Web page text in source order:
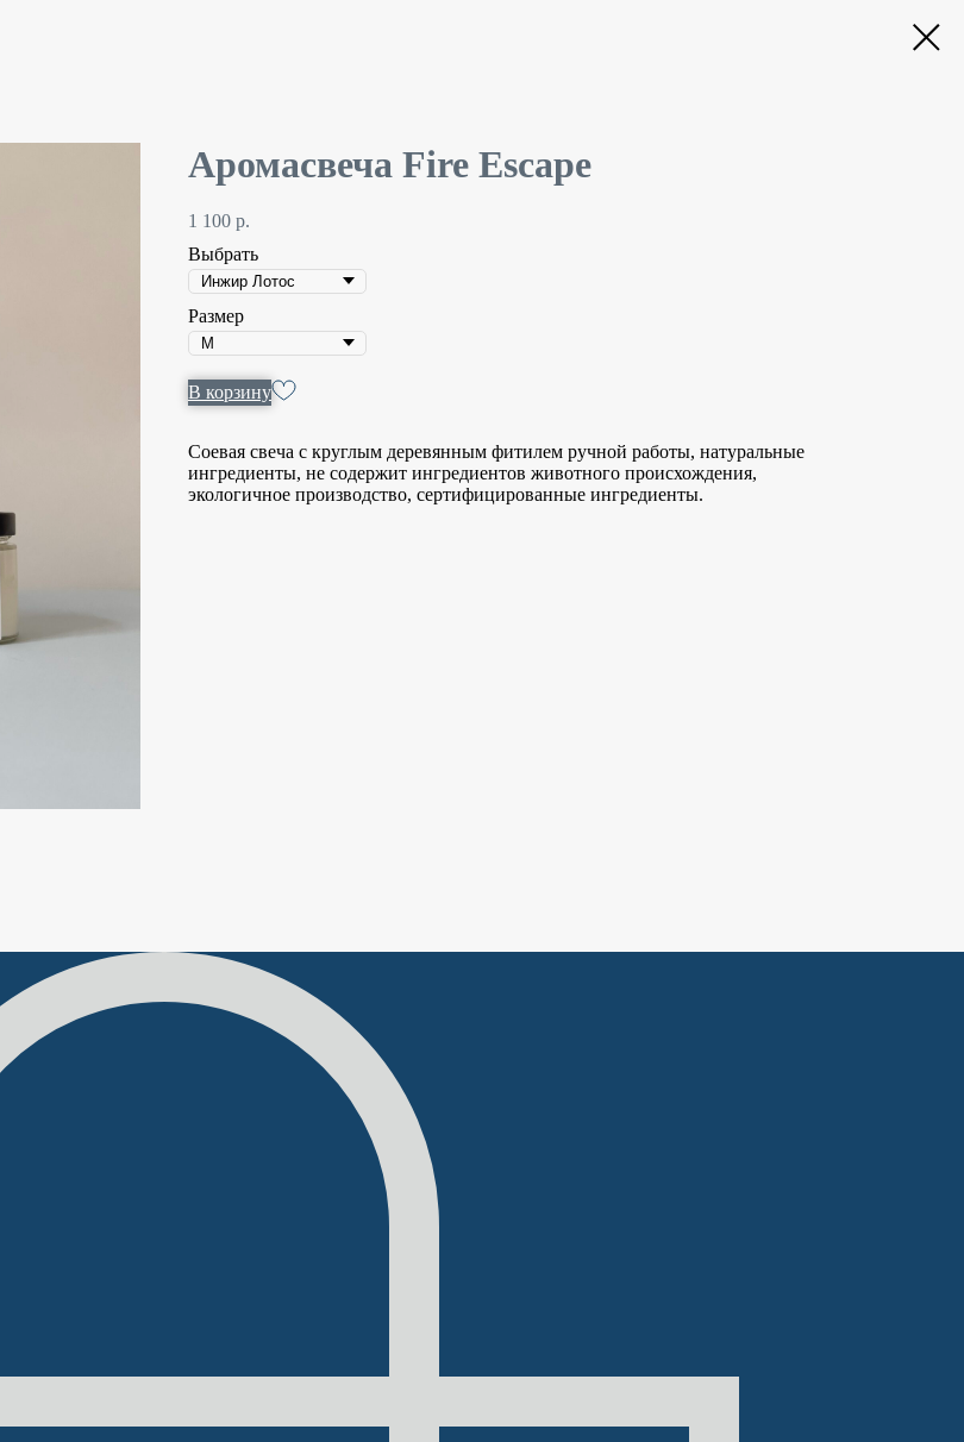
Аромасвеча Fire Escape
1 100 р.
Выбрать
Размер
В корзину
Соевая свеча с круглым деревянным фитилем ручной работы, натуральные
ингредиенты, не содержит ингредиентов животного происхождения,
экологичное производство, сертифицированные ингредиенты.